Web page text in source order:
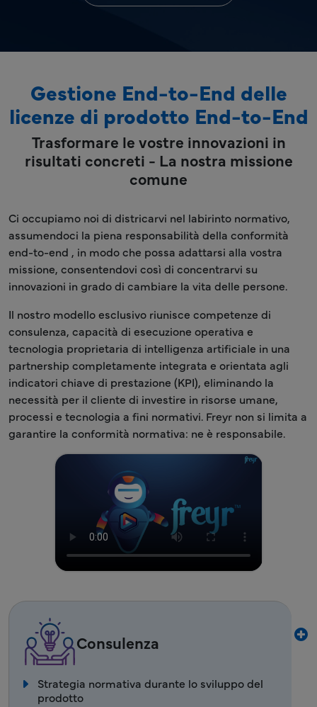
Gestione End-to-End delle
licenze di prodotto End-to-End
Trasformare le vostre innovazioni in
risultati concreti - La nostra missione
comune
Ci occupiamo noi di districarvi nel labirinto normativo,
assumendoci la piena responsabilità della conformità
end-to-end , in modo che possa adattarsi alla vostra
missione, consentendovi così di concentrarvi su
innovazioni in grado di cambiare la vita delle persone.
Il nostro modello esclusivo riunisce competenze di
consulenza, capacità di esecuzione operativa e
tecnologia proprietaria di intelligenza artificiale in una
partnership completamente integrata e orientata agli
indicatori chiave di prestazione (KPI), eliminando la
necessità per il cliente di investire in risorse umane,
processi e tecnologia a fini normativi. Freyr non si limita a
garantire la conformità normativa: ne è responsabile.
Consulenza
Strategia normativa durante lo sviluppo del
prodotto